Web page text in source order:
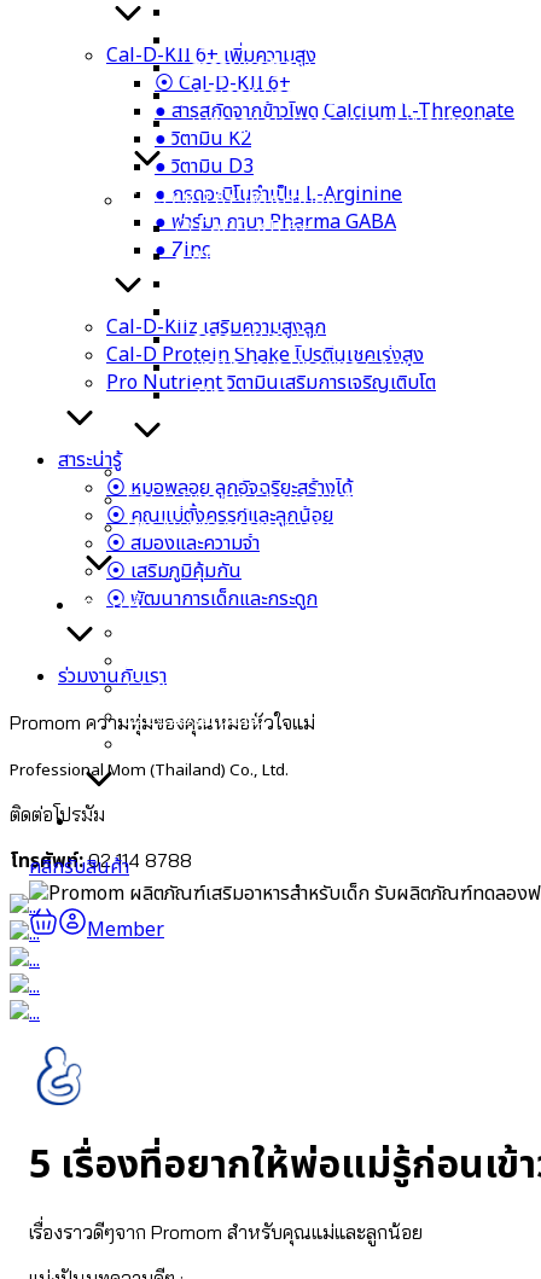
● แลคโตบาซิลลัส แอซิโดฟิลัส Lactobacillus
● สารอาหารสำคัญในนมแม่ HMOs (Prebiotic)
● เอลเดอร์เบอร์รี Elderberry
● เบต้ากลูแคน Beta-glucan Wellmune
Cal-D-KII 6+ เพิ่มความสูง
⦿ Cal-D-KII 6+
● สารสกัดจากข้าวโพด Calcium L-Threonate
● กรดอะมิโนจำเป็น L-Arginine
● ฟาร์มา กาบา Pharma GABA
● Zinc
Cal-D-Kiiz เสริมความสูงลูก
Cal-D Protein Shake โปรตีนเชคเร่งสูง
Pro Nutrient วิตามินเสริมการเจริญเติบโต
สาระน่ารู้
⦿ คุณแม่ตั้งครรภ์และลูกน้อย
⦿ สมองและความจำ
⦿ เสริมภูมิคุ้มกัน
⦿ พัฒนาการเด็กและกระดูก
ร่วมงานกับเรา
คลิกรับสินค้า
รับผลิตภัณฑ์ทดลอง
Member
Cal-D-KII 6+ เพิ่มความสูง
⦿ Cal-D-KII 6+
● สารสกัดจากข้าวโพด Calcium L-Threonate
● วิตามิน K2
● วิตามิน D3
● กรดอะมิโนจำเป็น L-Arginine
● ฟาร์มา กาบา Pharma GABA
● Zinc
Cal-D-Kiiz เสริมความสูงลูก
Cal-D Protein Shake โปรตีนเชคเร่งสูง
Pro Nutrient วิตามินเสริมการเจริญเติบโต
สาระน่ารู้
⦿ หมอพลอย ลูกอัจฉริยะสร้างได้
⦿ คุณแม่ตั้งครรภ์และลูกน้อย
⦿ สมองและความจำ
⦿ เสริมภูมิคุ้มกัน
⦿ พัฒนาการเด็กและกระดูก
ร่วมงานกับเรา
Promom ความทุ่มของคุณหมอหัวใจแม่
Professional Mom (Thailand) Co., Ltd.
ติดต่อโปรมัม
โทรศัพท์:02 114 8788
5 เรื่องที่อยากให้พ่อแม่รู้ก่อนเข้
เรื่องราวดีๆจาก Promom สำหรับคุณแม่และลูกน้อย